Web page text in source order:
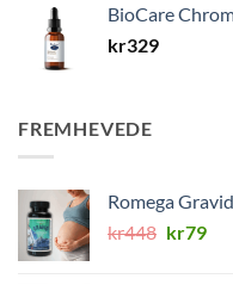
BioCare
kr329
FREMHEVEDE
Romega
kr448 kr79